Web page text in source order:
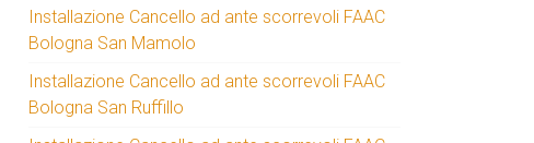
Installazione Cancello ad ante scorrevoli FAAC
Bologna San Mamolo
Installazione Cancello ad ante scorrevoli FAAC
Bologna San Ruffillo